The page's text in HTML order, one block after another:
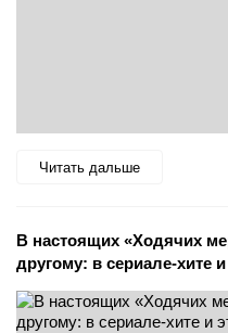
Читать дальше
В настоящих «Ходячих
другому: в сериале-хите